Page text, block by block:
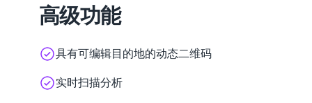
高级功能
具有可编辑目的地的动态二维码
实时扫描分析